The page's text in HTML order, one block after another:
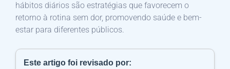
hábitos diários são estratégias que favorecem o
retorno à rotina sem dor, promovendo saúde e bem-
estar para diferentes públicos.
Este artigo foi revisado por: